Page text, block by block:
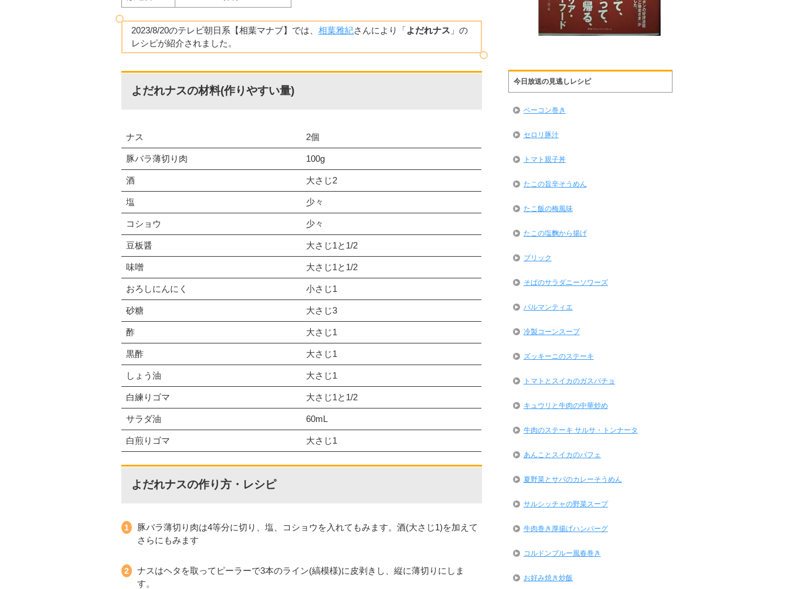
2023/8/20のテレビ朝日系【相葉マナブ】では、 相葉雅紀さんにより「よだれナス 」の
レシピが紹介されました。
よだれナスの材料(作りやすい量)
ナス 2個
豚バラ薄切り肉 100g
酒 大さじ2
塩 少々
コショウ 少々
豆板醤 大さじ1と1/2
味噌 大さじ1と1/2
おろしにんにく 小さじ1
砂糖 大さじ3
酢 大さじ1
黒酢 大さじ1
しょう油 大さじ1
白練りゴマ 大さじ1と1/2
サラダ油 60mL
白煎りゴマ 大さじ1
よだれナスの作り方・レシピ
豚バラ薄切り肉は4等分に切り、塩、コショウを入れてもみます。酒(大さじ1)を加えて
さらにもみます
ナスはヘタを取ってピーラーで3本のライン(縞模様)に皮剥きし、縦に薄切りにしま
す。
今日放送の見逃しレシピ
ベーコン巻き
セロリ豚汁
トマト親子丼
たこの旨辛そうめん
たこ飯の梅風味
たこの塩麴から揚げ
ブリック
そばのサラダニーソワーズ
パルマンティエ
冷製コーンスープ
ズッキーニのステーキ
トマトとスイカのガスパチョ
キュウリと牛肉の中華炒め
牛肉のステーキ サルサ・トンナータ
あんことスイカのパフェ
夏野菜とサバのカレーそうめん
サルシッチャの野菜スープ
牛肉巻き厚揚げハンバーグ
コルドンブルー風春巻き
お好み焼き炒飯